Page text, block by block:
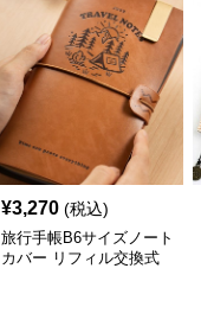
¥3,270 (税込)
旅行手帳B6サイズノート
カバー リフィル交換式